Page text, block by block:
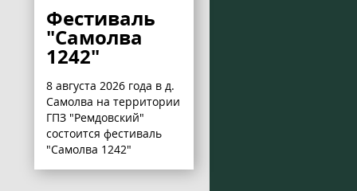
Фестиваль
"Самолва
1242"
8 августа 2026 года в д.
Самолва на территории
ГПЗ "Ремдовский"
состоится фестиваль
"Самолва 1242"